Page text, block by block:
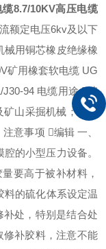
缆8.7/10KV高压电缆
额定电压6kv及以下
械用铜芯橡皮绝缘橡
矿用橡套软电缆 UG
94 电缆用途 编
山采掘机械；起重
意事项 编辑 一、
的小型压力设备。
要高于被补材料，
料的硫化体系设定温
补处，特别是结合处
修补胶料，注意不能